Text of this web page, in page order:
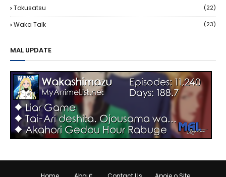
Tokusatsu (22)
Waka Talk (23)
MAL UPDATE